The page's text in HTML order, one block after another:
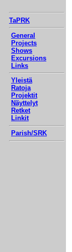
TaPRK
General
Projects
Shows
Excursions
Links
Yleistä
Ratoja
Projektit
Näyttelyt
Retket
Linkit
Parish/SRK